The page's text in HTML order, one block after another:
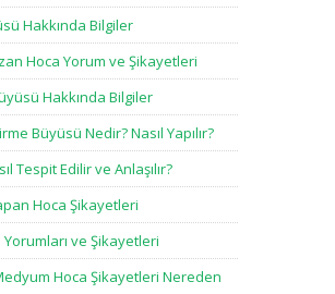
Hakkında Bilgiler
Hoca Yorum ve Şikayetleri
Hakkında Bilgiler
Büyüsü Nedir? Nasıl Yapılır?
Tespit Edilir ve Anlaşılır?
Hoca Şikayetleri
ve Şikayetleri
Hoca Şikayetleri Nereden